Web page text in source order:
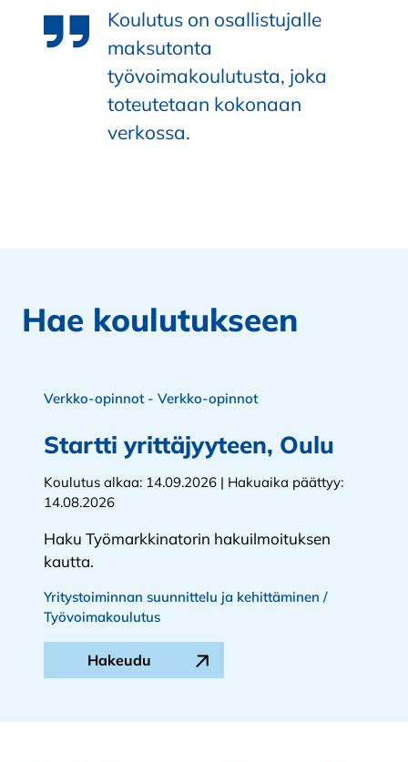
Koulutus on osallistujalle
maksutonta
työvoimakoulutusta, joka
toteutetaan kokonaan
verkossa.
Hae koulutukseen
Verkko-opinnot - Verkko-opinnot
Startti yrittäjyyteen, Oulu
Koulutus alkaa: 14.09.2026 | Hakuaika päättyy:
14.08.2026
Haku Työmarkkinatorin hakuilmoituksen
kautta.
Yritystoiminnan suunnittelu ja kehittäminen /
Työvoimakoulutus
Hakeudu